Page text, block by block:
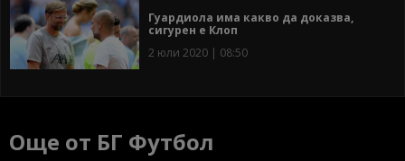
Гуардиола има какво да доказва,
сигурен е Клоп
2 юли 2020 | 08:50
Още от БГ Футбол